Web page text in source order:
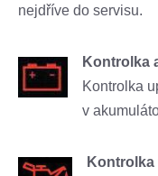
nejdříve do servisu.
Kontrolka
Kontrolka
v